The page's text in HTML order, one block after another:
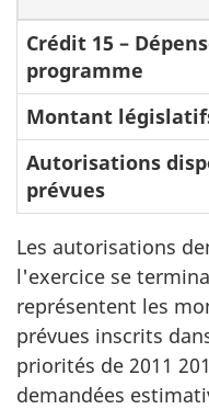
Crédit 15 –
programme
Montant
Autorisations
prévues
Les autorisations
l'exercice se
représentent les
prévues inscrits
priorités de 2011
demandées